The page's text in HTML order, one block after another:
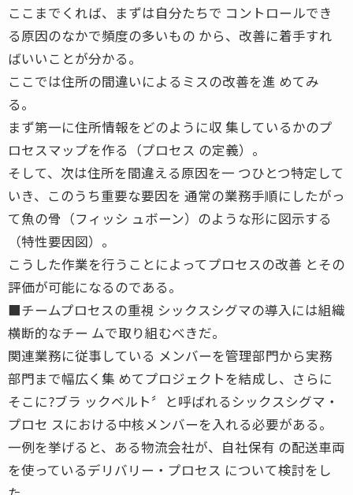
ここまでくれば、まずは自分たちで コントロールでき
る原因のなかで頻度の多いもの から、改善に着手すれ
ばいいことが分かる。
ここでは住所の間違いによるミスの改善を進 めてみ
る。
まず第一に住所情報をどのように収 集しているかのプ
ロセスマップを作る（プロセス の定義）。
そして、次は住所を間違える原因を一 つひとつ特定して
いき、このうち重要な要因を 通常の業務手順にしたがっ
て魚の骨（フィッシ ュボーン）のような形に図示する
（特性要因図）。
こうした作業を行うことによってプロセスの改善 とその
評価が可能になるのである。
■チームプロセスの重視 シックスシグマの導入には組織
横断的なチー ムで取り組むべきだ。
関連業務に従事している メンバーを管理部門から実務
部門まで幅広く集 めてプロジェクトを結成し、さらに
そこに?ブラ ックベルト〞と呼ばれるシックスシグマ・
プロセ スにおける中核メンバーを入れる必要がある。
一例を挙げると、ある物流会社が、自社保有 の配送車両
を使っているデリバリー・プロセス について検討をし